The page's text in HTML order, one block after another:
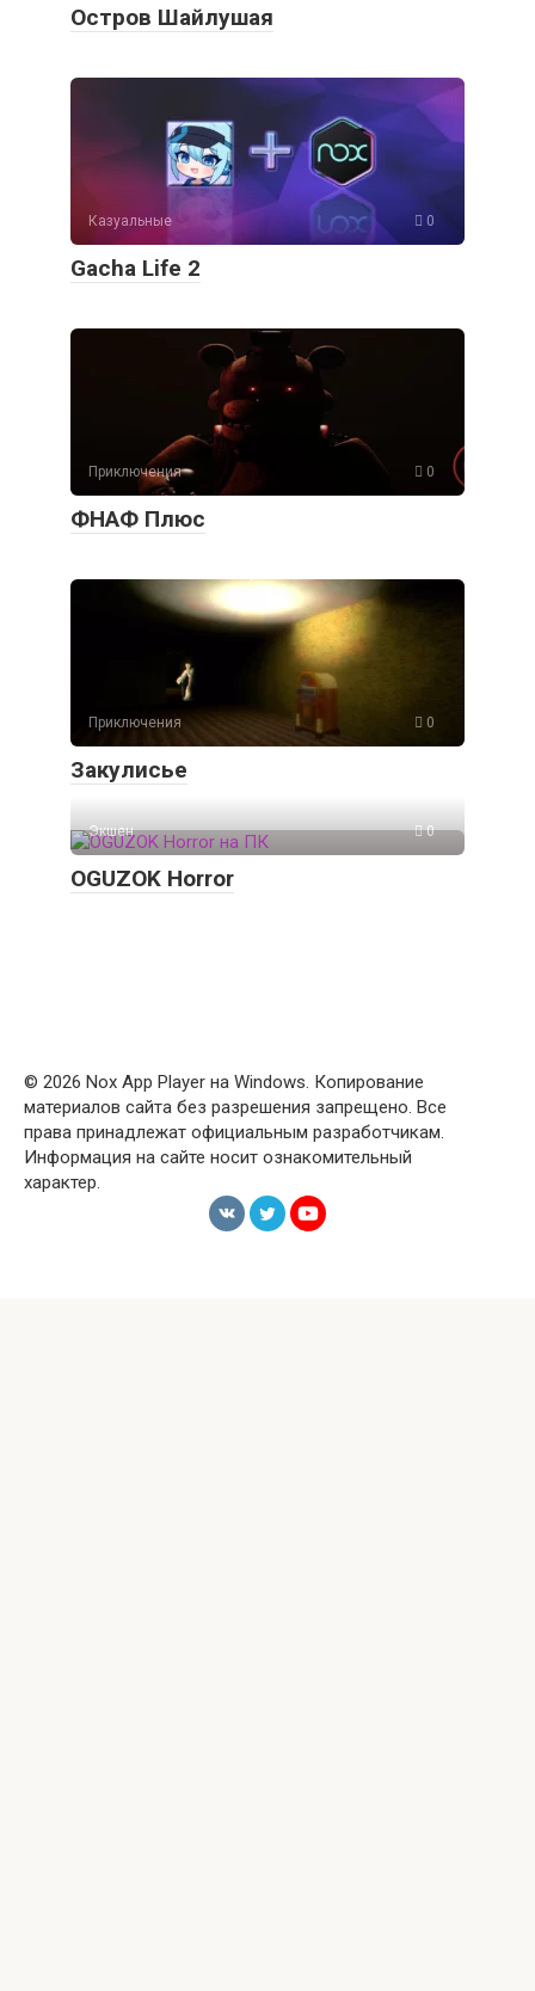
Остров Шайлушая
Казуальные 0
Gacha Life 2
Приключения 0
ФНАФ Плюс
Приключения 0
Закулисье
Экшен 0
OGUZOK Horror
© 2026 Nox App Player на Windows. Копирование
материалов сайта без разрешения запрещено. Все
права принадлежат официальным разработчикам.
Информация на сайте носит ознакомительный
характер.